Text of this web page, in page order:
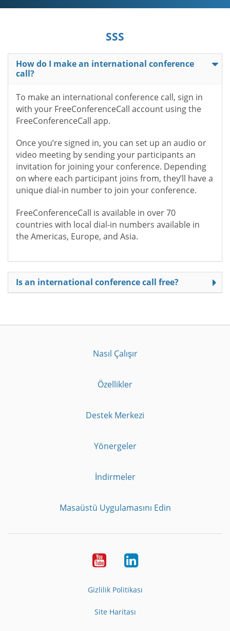
SSS
How do I make an international conference
call?
To make an international conference call, sign in
with your FreeConferenceCall account using the
FreeConferenceCall app.
Once you’re signed in, you can set up an audio or
video meeting by sending your participants an
invitation for joining your conference. Depending
on where each participant joins from, they’ll have a
unique dial-in number to join your conference.
FreeConferenceCall is available in over 70
countries with local dial-in numbers available in
the Americas, Europe, and Asia.
Is an international conference call free?
Nasıl Çalışır
Özellikler
Destek Merkezi
Yönergeler
İndirmeler
Masaüstü Uygulamasını Edin
YoutubeLinkedIn
Gizlilik Politikası
Site Haritası